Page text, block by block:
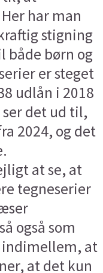
har man
stigning
både børn og
er steget
udlån i 2018
det ud til,
2024, og det
at se, at
tegneserier
også som
at
at det kun